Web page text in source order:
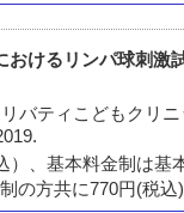
おけるリンパ球刺激
バティこどもクリニ
、基本料金制は基
の方共に770円(税込)